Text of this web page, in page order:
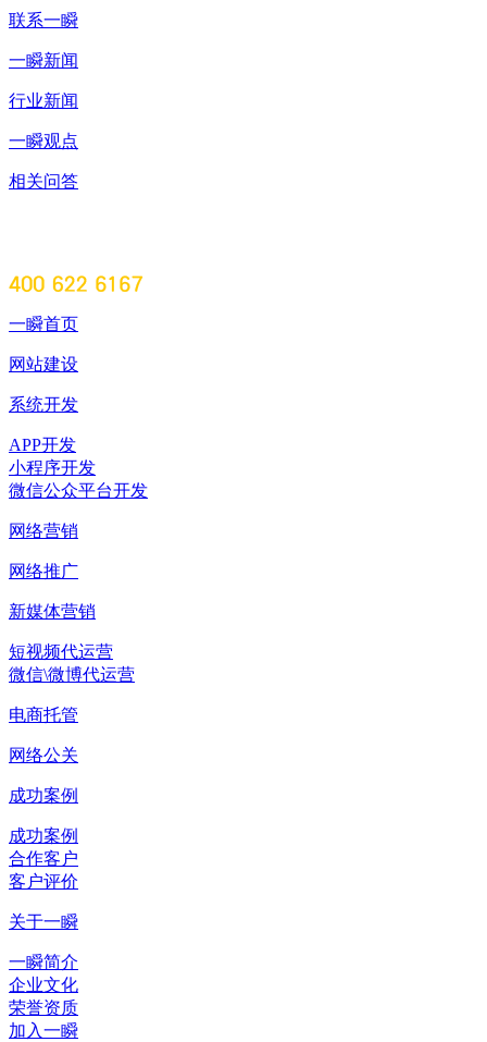
联系一瞬
一瞬新闻
行业新闻
一瞬观点
相关问答
一瞬首页
网站建设
系统开发
APP开发
小程序开发
微信公众平台开发
网络营销
网络推广
新媒体营销
短视频代运营
微信\微博代运营
电商托管
网络公关
成功案例
成功案例
合作客户
客户评价
关于一瞬
一瞬简介
企业文化
荣誉资质
加入一瞬